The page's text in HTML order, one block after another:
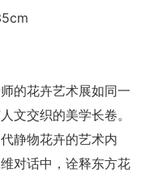
的花卉艺术展如同一
文交织的美学长卷。
静物花卉的艺术内
对话中，诠释东方花